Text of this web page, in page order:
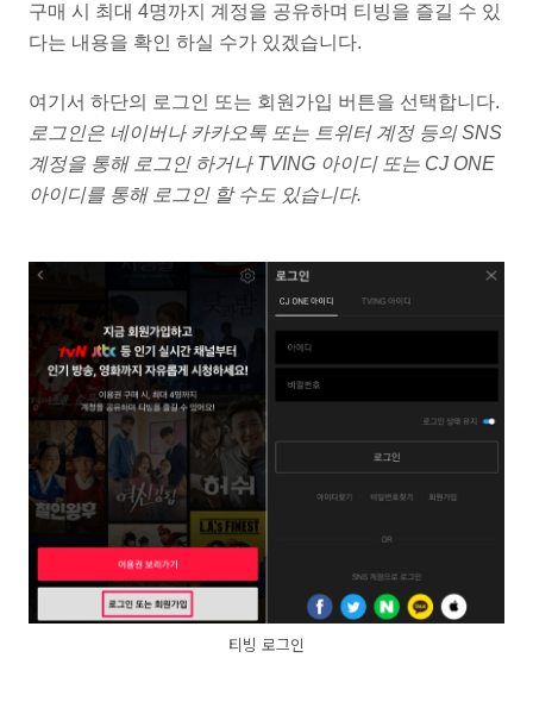
구매 시 최대 4명까지 계정을 공유하며 티빙을 즐길 수 있
다는 내용을 확인 하실 수가 있겠습니다.
여기서 하단의 로그인 또는 회원가입 버튼을 선택합니다.
로그인은 네이버나 카카오톡 또는 트위터 계정 등의 SNS
계정을 통해 로그인 하거나 TVING 아이디 또는 CJ ONE
아이디를 통해 로그인 할 수도 있습니다.
티빙 로그인